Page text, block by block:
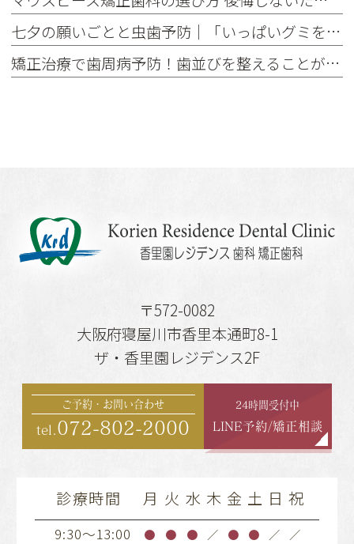
七夕の願いごとと虫歯予防｜「いっぱいグミを食べたい！」を叶えるお口の健康習慣
矯正治療で歯周病予防！歯並びを整えることが将来の歯を守る理由
〒572-0082
大阪府寝屋川市香里本通町8-1
ザ・香里園レジデンス2F
ご予約・お問い合わせ
tel. 072-802-2000
24時間受付中
LINE予約/矯正相談
診療時間 月 火 水 木 金 土 日 祝
9:30～13:00 ● ● ● ／ ● ● ／ ／